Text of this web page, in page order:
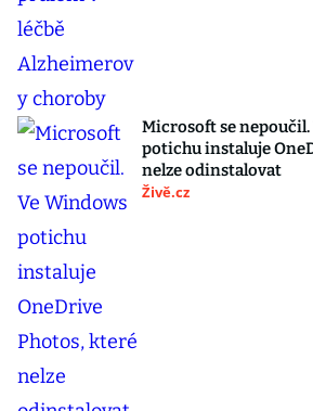
Microsoft se nepoučil.
potichu instaluje
nelze odinstalovat
Živě.cz